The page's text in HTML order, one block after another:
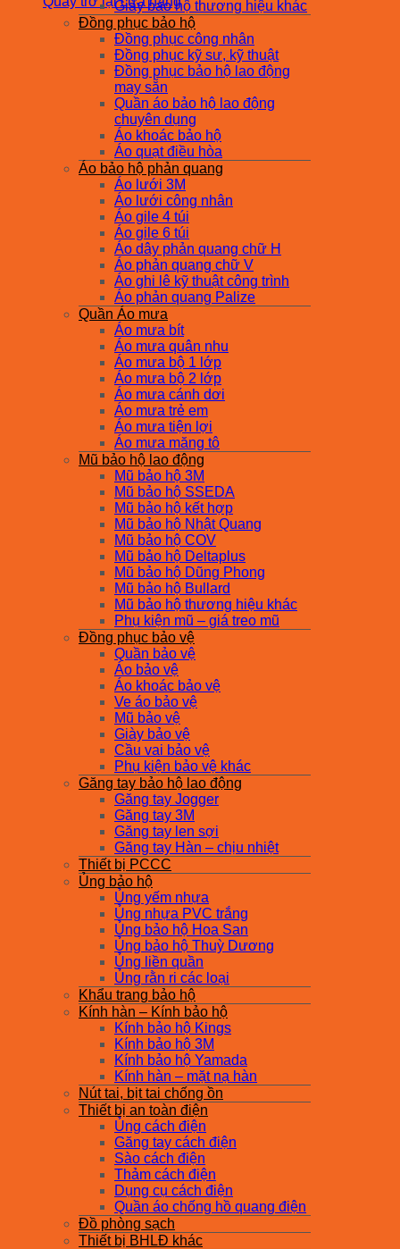
Giày bảo hộ thương hiệu khác
Đồng phục bảo hộ
Đồng phục công nhân
Đồng phục kỹ sư, kỹ thuật
Đồng phục bảo hộ lao động
may sẵn
Quần áo bảo hộ lao động
chuyên dụng
Áo khoác bảo hộ
Áo quạt điều hòa
Áo bảo hộ phản quang
Áo lưới 3M
Áo lưới công nhân
Áo gile 4 túi
Áo gile 6 túi
Áo dây phản quang chữ H
Áo phản quang chữ V
Áo ghi lê kỹ thuật công trình
Áo phản quang Palize
Quần Áo mưa
Áo mưa bít
Áo mưa quân nhu
Áo mưa bộ 1 lớp
Áo mưa bộ 2 lớp
Áo mưa cánh dơi
Áo mưa trẻ em
Áo mưa tiện lợi
Áo mưa măng tô
Mũ bảo hộ lao động
Mũ bảo hộ 3M
Mũ bảo hộ SSEDA
Mũ bảo hộ kết hợp
Mũ bảo hộ Nhật Quang
Mũ bảo hộ COV
Mũ bảo hộ Deltaplus
Mũ bảo hộ Dũng Phong
Mũ bảo hộ Bullard
Mũ bảo hộ thương hiệu khác
Phụ kiện mũ – giá treo mũ
Đồng phục bảo vệ
Quần bảo vệ
Áo bảo vệ
Áo khoác bảo vệ
Ve áo bảo vệ
Mũ bảo vệ
Giày bảo vệ
Cầu vai bảo vệ
Phụ kiện bảo vệ khác
Găng tay bảo hộ lao động
Găng tay Jogger
Găng tay 3M
Găng tay len sợi
Găng tay Hàn – chịu nhiệt
Thiết bị PCCC
Ủng bảo hộ
Ủng yếm nhựa
Ủng nhựa PVC trắng
Ủng bảo hộ Hoa San
Ủng bảo hộ Thuỳ Dương
Ủng liền quần
Ủng rằn ri các loại
Khẩu trang bảo hộ
Kính hàn – Kính bảo hộ
Kính bảo hộ Kings
Kính bảo hộ 3M
Kính bảo hộ Yamada
Kính hàn – mặt nạ hàn
Nút tai, bịt tai chống ồn
Thiết bị an toàn điện
Ủng cách điện
Găng tay cách điện
Sào cách điện
Thảm cách điện
Dụng cụ cách điện
Quần áo chống hồ quang điện
Đồ phòng sạch
Thiết bị BHLĐ khác